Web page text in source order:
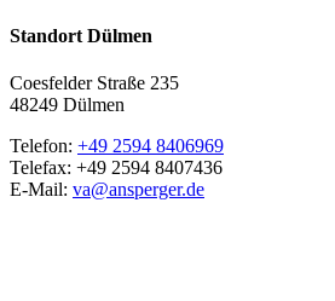
Standort Dülmen
Coesfelder Straße 235
48249 Dülmen
Telefon: +49 2594 8406969
Telefax: +49 2594 8407436
E-Mail: va@ansperger.de